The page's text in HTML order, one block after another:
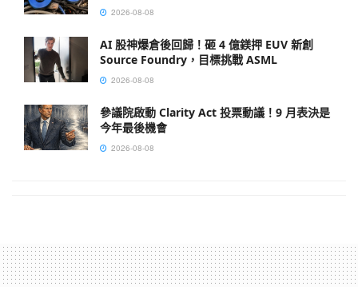
2026-08-08
AI 股神爆倉後回歸！砸 4 億鎂押 EUV 新創
Source Foundry，目標挑戰 ASML
2026-08-08
參議院啟動 Clarity Act 投票動議！9 月表決是
今年最後機會
2026-08-08